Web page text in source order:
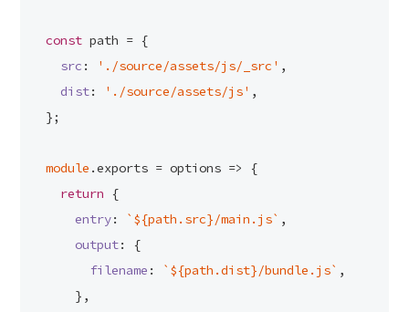
const path = {
src : './source/assets/js/_src' ,
dist: './source/assets/js' ,
};
module .exports = options =>
{
return {
entry: ` ${path.src}/main.js` ,
output: {
filename : ` ${path.dist}/bundle.js` ,
    },